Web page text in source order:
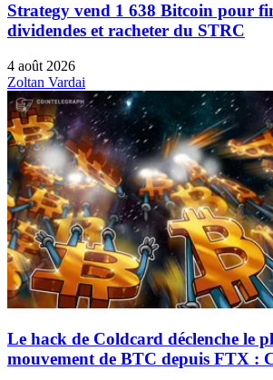
Strategy vend 1 638 Bitcoin pour
dividendes et racheter du STRC
4 août 2026
Zoltan Vardai
Le hack de Coldcard déclenche le
mouvement de BTC depuis FTX :